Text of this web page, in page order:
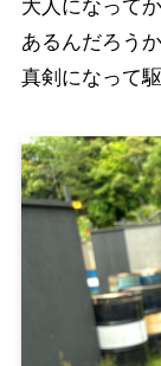
大人になって
あるんだろう
真剣になって